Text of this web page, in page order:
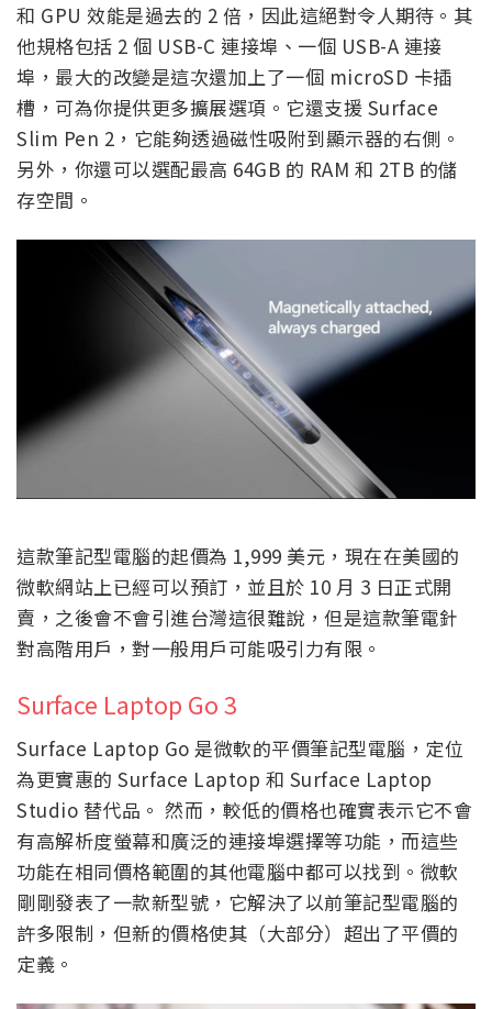
和 GPU 效能是過去的 2 倍，因此這絕對令人期待。其
他規格包​​括 2 個 USB-C 連接埠、一個 USB-A 連接
埠，最大的改變是這次還加上了一個 microSD 卡插
槽，可為你提供更多擴展選項。它還支援 Surface
Slim Pen 2，它能夠透過磁性吸附到顯示器的右側。
另外，你還可以選配最高 64GB 的 RAM 和 2TB 的儲
存空間。
這款筆記型電腦的起價為 1,999 美元，現在在美國的
微軟網站上已經可以預訂，並且於 10 月 3 日正式開
賣，之後會不會引進台灣這很難說，但是這款筆電針
對高階用戶，對一般用戶可能吸引力有限。
Surface Laptop Go 3
Surface Laptop Go 是微軟的平價筆記型電腦，定位
為更實惠的 Surface Laptop 和 Surface Laptop
Studio 替代品。 然而，較低的價格也確實表示它不會
有高解析度螢幕和廣泛的連接埠選擇等功能，而這些
功能在相同價格範圍的其他電腦中都可以找到。微軟
剛剛發表了一款新型號，它解決了以前筆記型電腦的
許多限制，但新的價格使其（大部分）超出了平價的
定義。